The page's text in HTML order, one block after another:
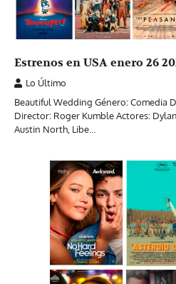
Estrenos en USA enero 26
Lo Último
Beautiful Wedding Género: Comedia
Director: Roger Kumble Actores:
Austin North, Libe…